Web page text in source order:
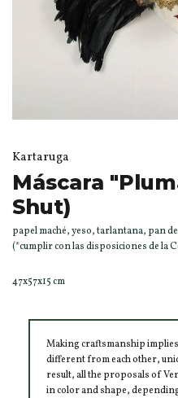
Kartaruga
Máscara
Shut)
papel maché, yeso, tarlantana, pan
(*cumplir con las disposiciones de la
47x57x15 cm
Making craftsmanship
different from each other,
result, all the proposals of
in color and shape,